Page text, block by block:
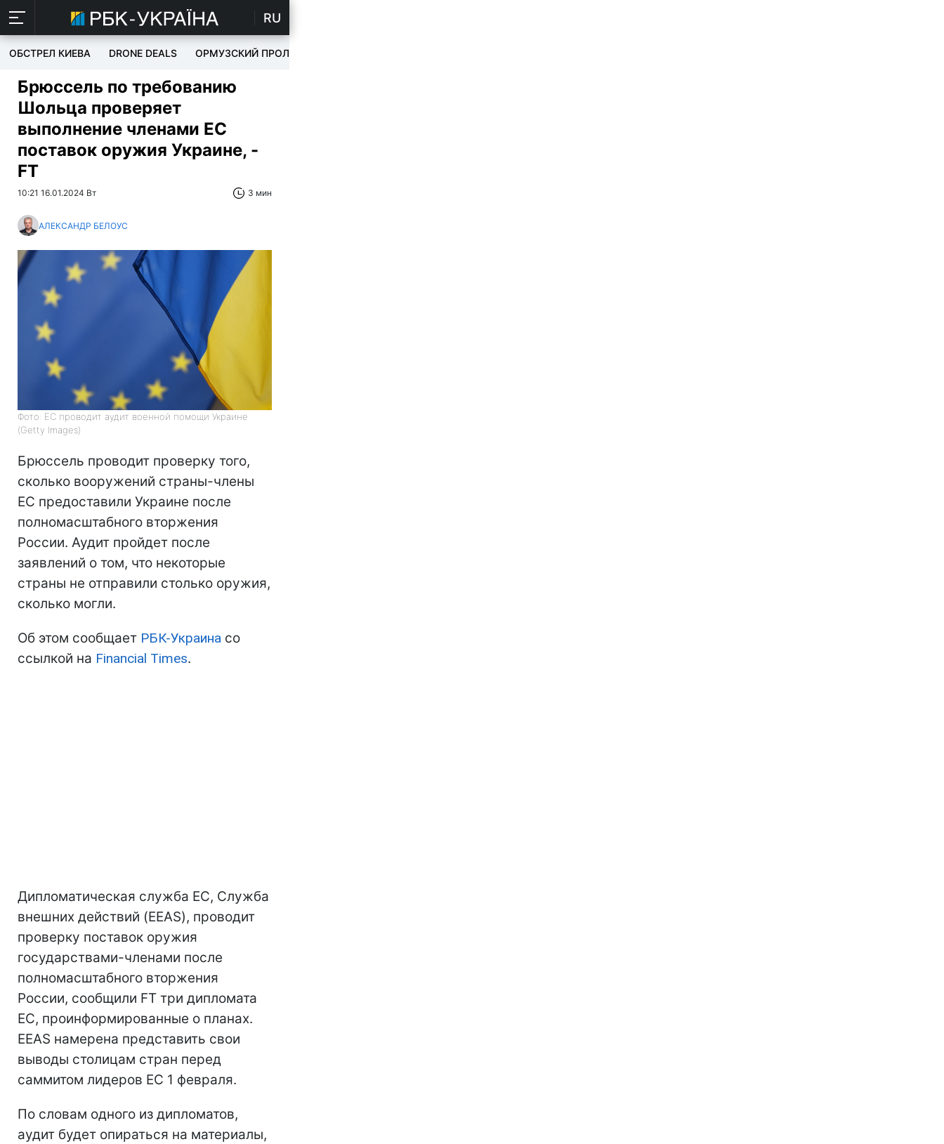
RU
ОБСТРЕЛ КИЕВА DRONE DEALS ОРМУЗСКИЙ ПРОЛИВ
Брюссель по требованию
Шольца проверяет
выполнение членами ЕС
поставок оружия Украине, -
FT
10:21 16.01.2024 Вт 3 мин
АЛЕКСАНДР БЕЛОУС
Фото: ЕС проводит аудит военной помощи Украине
(Getty Images)
Брюссель проводит проверку того,
сколько вооружений страны-члены
ЕС предоставили Украине после
полномасштабного вторжения
России. Аудит пройдет после
заявлений о том, что некоторые
страны не отправили столько оружия,
сколько могли.
Об этом сообщает РБК-Украина со
ссылкой на Financial Times.
Дипломатическая служба ЕС, Служба
внешних действий (EEAS), проводит
проверку поставок оружия
государствами-членами после
полномасштабного вторжения
России, сообщили FT три дипломата
ЕС, проинформированные о планах.
EEAS намерена представить свои
выводы столицам стран перед
саммитом лидеров ЕС 1 февраля.
По словам одного из дипломатов,
аудит будет опираться на материалы,